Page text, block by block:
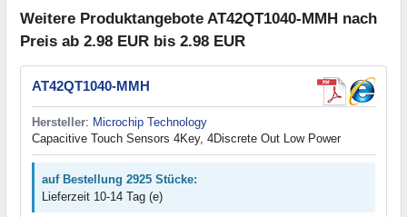
Weitere Produktangebote AT42QT1040-MMH nach
Preis ab 2.98 EUR bis 2.98 EUR
AT42QT1040-MMH
Hersteller: Microchip Technology
Capacitive Touch Sensors 4Key, 4Discrete Out Low Power
auf Bestellung 2925 Stücke:
Lieferzeit 10-14 Tag (e)